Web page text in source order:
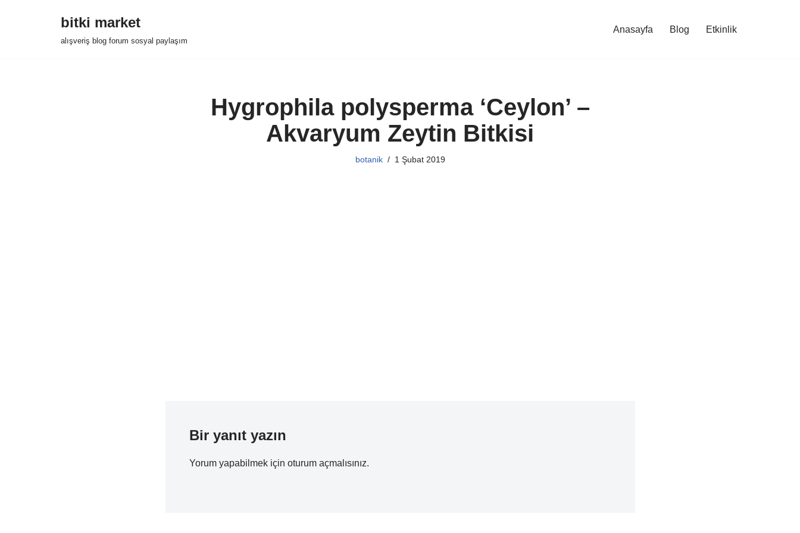
bitki market
alışveriş blog forum sosyal paylaşım
Anasayfa Blog Etkinlik
Hygrophila polysperma ‘Ceylon’ –
Akvaryum Zeytin Bitkisi
botanik 1 Şubat 2019
Bir yanıt yazın
Yorum yapabilmek için oturum açmalısınız.